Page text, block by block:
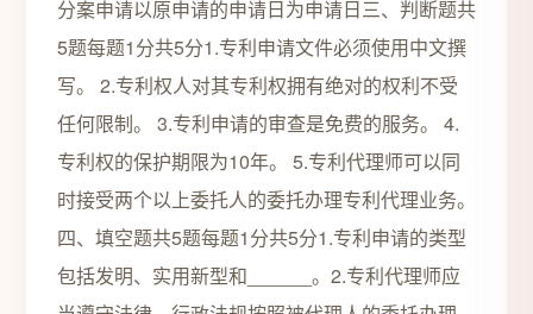
分案申请以原申请的申请日为申请日三、判断题共
5题每题1分共5分1.专利申请文件必须使用中文撰
写。 2.专利权人对其专利权拥有绝对的权利不受
任何限制。 3.专利申请的审查是免费的服务。 4.
专利权的保护期限为10年。 5.专利代理师可以同
时接受两个以上委托人的委托办理专利代理业务。
四、填空题共5题每题1分共5分1.专利申请的类型
包括发明、实用新型和______。2.专利代理师应